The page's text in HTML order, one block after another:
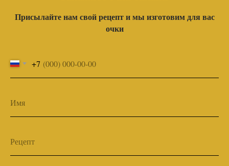
Присылайте нам свой рецепт и мы изготовим для вас
очки
+7
Имя
Рецепт